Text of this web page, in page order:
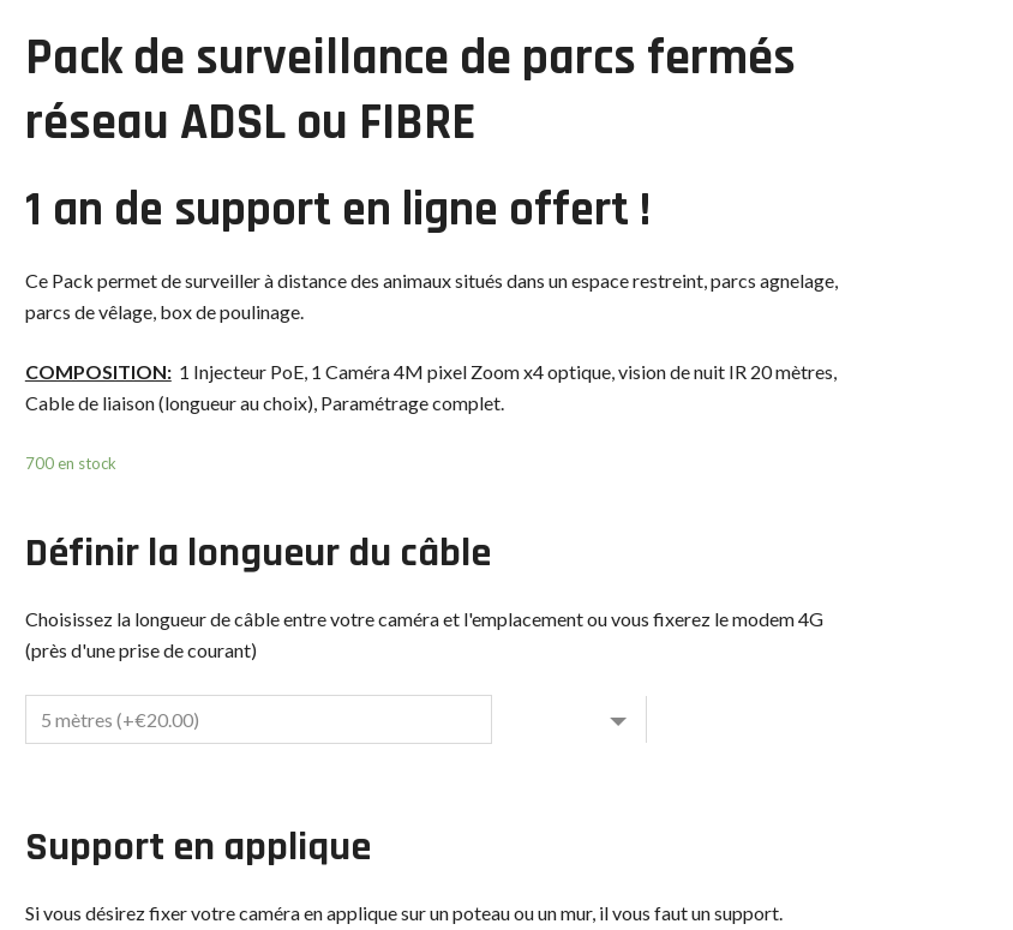
Pack de surveillance de parcs fermés
réseau ADSL ou FIBRE
1 an de support en ligne offert !
Ce Pack permet de surveiller à distance des animaux situés dans un espace restreint, parcs agnelage,
parcs de vêlage, box de poulinage.
COMPOSITION:1 Injecteur PoE, 1 Caméra 4M pixel Zoom x4 optique, vision de nuit IR 20 mètres,
Cable de liaison (longueur au choix), Paramétrage complet.
700 en stock
Définir la longueur du câble
Choisissez la longueur de câble entre votre caméra et l'emplacement ou vous fixerez le modem 4G
(près d'une prise de courant)
Support en applique
Si vous désirez fixer votre caméra en applique sur un poteau ou un mur, il vous faut un support.